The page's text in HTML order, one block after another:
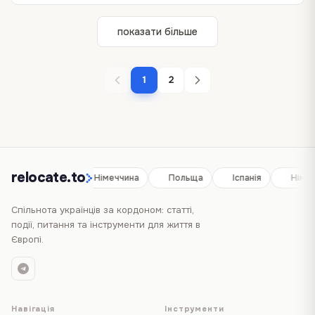
Бельгія? Бо це серце Європи. У прямому сенсі…
справ України. Послуги надаватимуть у…
по всій Бельгії — від…
дорослого), і авжеж право на роботу без дозволу.…
у серпні минулого року.…
одночасно. Три офіційні…
зорієнтуватися: де реєструватися, як отримати картку…
стоїть великий зелений неоновий хрест.…
показати більше
1 2
relocate.to
Іспанія Німеччина Польща Іспанія
Спільнота українців за кордоном: статті,
події, питання та інструменти для життя в
Європі.
Навігація Інструменти